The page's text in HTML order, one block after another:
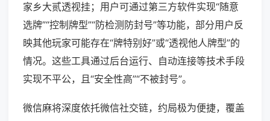
家乡大贰透视挂；用户可通过第三方软件实现“随意
选牌”“控制牌型”“防检测防封号”等功能，部分用户反
映其他玩家可能存在“牌特别好”或“透视他人牌型”的
情况。这些工具通过后台运行、自动连接等技术手段
实现不平公，且“安全性高”“不被封号”。
微信麻将深度依托微信社交链，约局极为便捷，覆盖